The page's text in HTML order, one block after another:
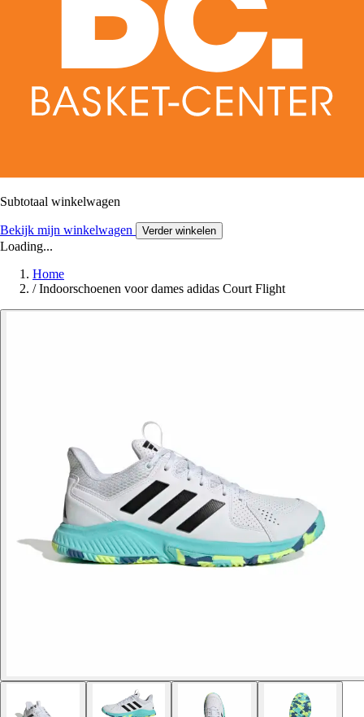
Subtotaal winkelwagen
Bekijk mijn winkelwagen Verder winkelen
Loading...
Home
/ Indoorschoenen voor dames adidas Court Flight